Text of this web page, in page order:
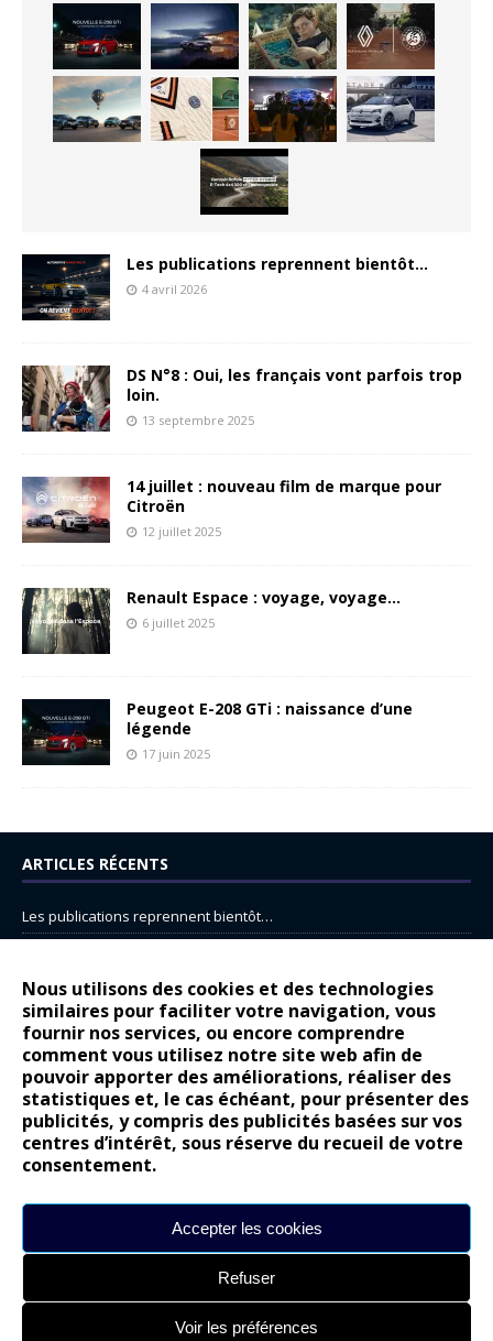
Nous utilisons des cookies et des technologies
similaires pour faciliter votre navigation, vous
fournir nos services, ou encore comprendre
comment vous utilisez notre site web afin de
pouvoir apporter des améliorations, réaliser des
statistiques et, le cas échéant, pour présenter des
publicités, y compris des publicités basées sur vos
centres d’intérêt, sous réserve du recueil de votre
consentement.
Accepter les cookies
Refuser
Voir les préférences
Les publications reprennent bientôt…
4 avril 2026
DS N°8 : Oui, les français vont parfois trop
loin.
13 septembre 2025
14 juillet : nouveau film de marque pour
Citroën
12 juillet 2025
Renault Espace : voyage, voyage…
6 juillet 2025
Peugeot E-208 GTi : naissance d’une
légende
17 juin 2025
ARTICLES RÉCENTS
Les publications reprennent bientôt…
14 juillet : nouveau film de marque pour Citroën
Renault Espace : voyage, voyage…
Peugeot E-208 GTi : naissance d’une légende
COMMENTAIRES RÉCENTS
Bernard DardartdansDacia Sandero : pour les gens vrais
Alpine A290 : L’irrésistible attraction de la légèreté
leroydansLancia Ypsilon : naturellement envoûtante ?
Nouvelle Opel Corsa : Yes of Corsa !